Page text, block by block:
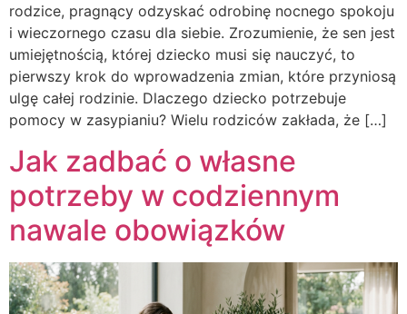
rodzice, pragnący odzyskać odrobinę nocnego spokoju
i wieczornego czasu dla siebie. Zrozumienie, że sen jest
umiejętnością, której dziecko musi się nauczyć, to
pierwszy krok do wprowadzenia zmian, które przyniosą
ulgę całej rodzinie. Dlaczego dziecko potrzebuje
pomocy w zasypianiu? Wielu rodziców zakłada, że […]
Jak zadbać o własne
potrzeby w codziennym
nawale obowiązków